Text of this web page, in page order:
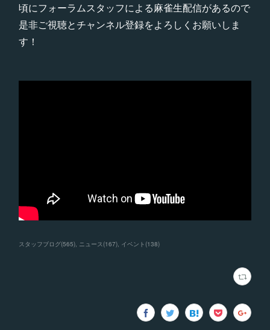
頃にフォーラムスタッフによる麻雀生配信があるので
是非ご視聴とチャンネル登録をよろしくお願いしま
す！
スタッフブログ(565) ニュース (167) イベント (138)